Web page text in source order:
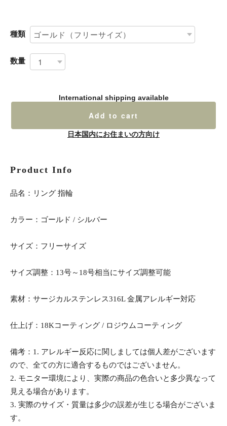
種類
数量
International shipping available
Add to cart
日本国内にお住まいの方向け
Product Info
品名：リング 指輪
カラー：ゴールド / シルバー
サイズ：フリーサイズ
サイズ調整：13号～18号相当にサイズ調整可能
素材：サージカルステンレス316L 金属アレルギー対応
仕上げ：18Kコーティング / ロジウムコーティング
備考：1. アレルギー反応に関しましては個人差がございます
ので、全ての方に適合するものではございません。
2. モニター環境により、実際の商品の色合いと多少異なって
見える場合があります。
3. 実際のサイズ・質量は多少の誤差が生じる場合がございま
す。